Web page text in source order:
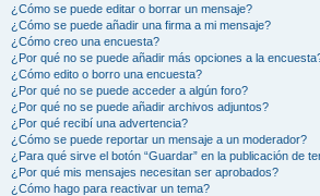
¿Cómo se puede editar o borrar un mensaje?
¿Cómo se puede añadir una firma a mi mensaje?
¿Cómo creo una encuesta?
¿Por qué no se puede añadir más opciones a la
¿Cómo edito o borro una encuesta?
¿Por qué no se puede acceder a algún foro?
¿Por qué no se puede añadir archivos adjuntos?
¿Por qué recibí una advertencia?
¿Cómo se puede reportar un mensaje a un moderador?
¿Para qué sirve el botón “Guardar” en la publicación de
¿Por qué mis mensajes necesitan ser aprobados?
¿Cómo hago para reactivar un tema?